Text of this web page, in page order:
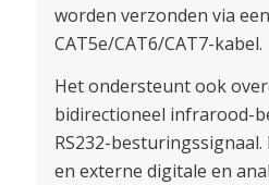
worden verzonden via een
CAT5e/CAT6/CAT7-kabel.
Het ondersteunt ook
bidirectioneel infrarood-
RS232-
en externe digitale en